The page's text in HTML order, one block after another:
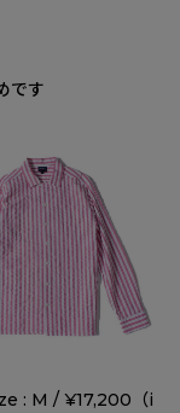
です
: M / ¥17,200（i